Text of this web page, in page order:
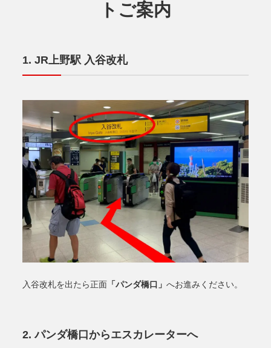
トご案内
JR上野駅 入谷改札
入谷改札を出たら正面「パンダ橋口」 へお進みください。
パンダ橋口からエスカレーターへ